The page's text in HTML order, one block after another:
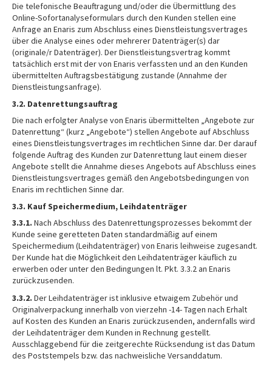
Die telefonische Beauftragung und/oder die Übermittlung des
Online-Sofortanalyseformulars durch den Kunden stellen eine
Anfrage an Enaris zum Abschluss eines Dienstleistungsvertrages
über die Analyse eines oder mehrerer Datenträger(s) dar
(originale/r Datenträger). Der Dienstleistungsvertrag kommt
tatsächlich erst mit der von Enaris verfassten und an den Kunden
übermittelten Auftragsbestätigung zustande (Annahme der
Dienstleistungsanfrage).
3.2. Datenrettungsauftrag
Die nach erfolgter Analyse von Enaris übermittelten „Angebote zur
Datenrettung“ (kurz „Angebote“) stellen Angebote auf Abschluss
eines Dienstleistungsvertrages im rechtlichen Sinne dar. Der darauf
folgende Auftrag des Kunden zur Datenrettung laut einem dieser
Angebote stellt die Annahme dieses Angebots auf Abschluss eines
Dienstleistungsvertrages gemäß den Angebotsbedingungen von
Enaris im rechtlichen Sinne dar.
3.3. Kauf Speichermedium, Leihdatenträger
3.3.1. Nach Abschluss des Datenrettungsprozesses bekommt der
Kunde seine geretteten Daten standardmäßig auf einem
Speichermedium (Leihdatenträger) von Enaris leihweise zugesandt.
Der Kunde hat die Möglichkeit den Leihdatenträger käuflich zu
erwerben oder unter den Bedingungen lt. Pkt. 3.3.2 an Enaris
zurückzusenden.
3.3.2. Der Leihdatenträger ist inklusive etwaigem Zubehör und
Originalverpackung innerhalb von vierzehn -14- Tagen nach Erhalt
auf Kosten des Kunden an Enaris zurückzusenden, andernfalls wird
der Leihdatenträger dem Kunden in Rechnung gestellt.
Ausschlaggebend für die zeitgerechte Rücksendung ist das Datum
des Poststempels bzw. das nachweisliche Versanddatum.